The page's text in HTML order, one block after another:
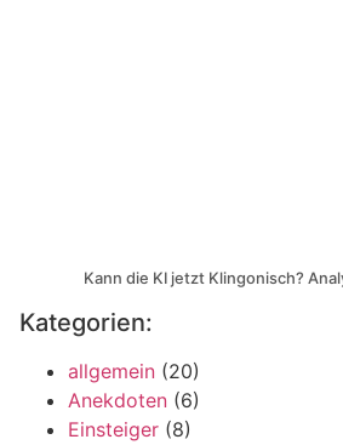
Kann die KI jetzt Klingonisch?
Kategorien:
allgemein (20)
Anekdoten (6)
Einsteiger (8)